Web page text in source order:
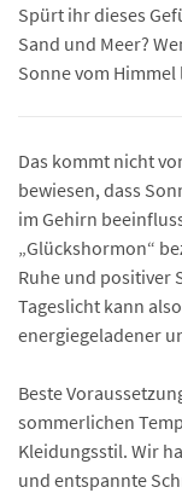
Spürt ihr dieses
Sand und Meer?
Sonne vom
Das kommt nicht
bewiesen, dass
im Gehirn
„Glückshormon“
Ruhe und positiver
Tageslicht kann
energiegeladener
Beste
sommerlichen
Kleidungsstil. Wir
und entspannte